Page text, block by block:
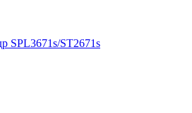
SPL3671s/ST2671s